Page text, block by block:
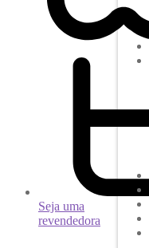
Seja uma
revendedora